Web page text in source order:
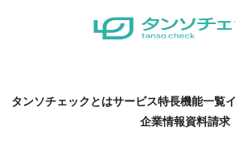
タンソチェックとはサービス特長機能一覧
企業情報資料請求